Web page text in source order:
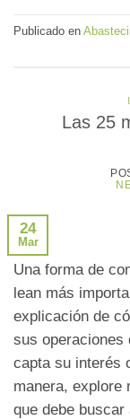
Publicado en
Las 25
24
Mar
Una forma de
lean más
explicación de
sus operaciones
capta su interés
manera, explore
que debe